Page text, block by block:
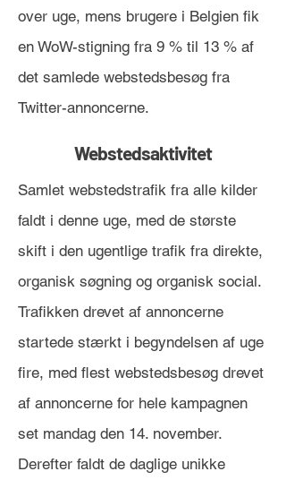
over uge, mens brugere i Belgien fik
en WoW-stigning fra 9 % til 13 % af
det samlede webstedsbesøg fra
Twitter-annoncerne.
Webstedsaktivitet
Samlet webstedstrafik fra alle kilder
faldt i denne uge, med de største
skift i den ugentlige trafik fra direkte,
organisk søgning og organisk social.
Trafikken drevet af annoncerne
startede stærkt i begyndelsen af uge
fire, med flest webstedsbesøg drevet
af annoncerne for hele kampagnen
set mandag den 14. november.
Derefter faldt de daglige unikke